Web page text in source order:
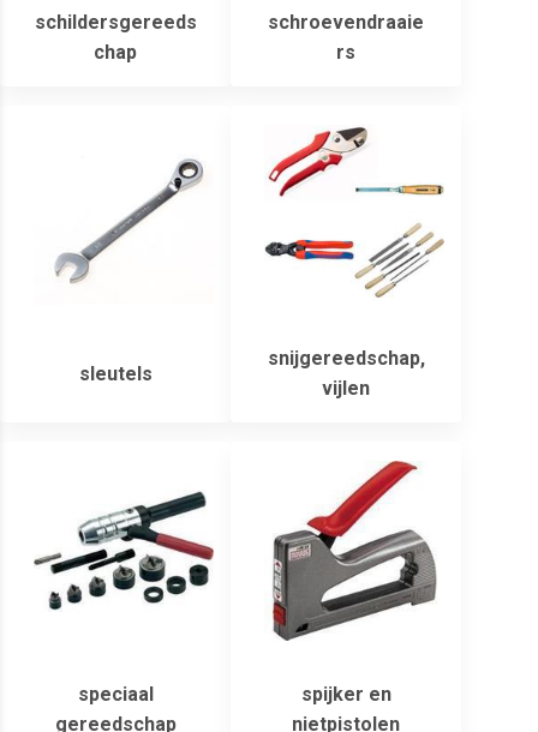
schildersgereeds
chap
schroevendraaie
rs
sleutels
snijgereedschap,
vijlen
speciaal
gereedschap
spijker en
nietpistolen